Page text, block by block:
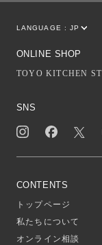
LANGUAGE : JP
ONLINE SHOP
TOYO KITCHEN
SNS
CONTENTS
トップページ
私たちについて
オンライン相談